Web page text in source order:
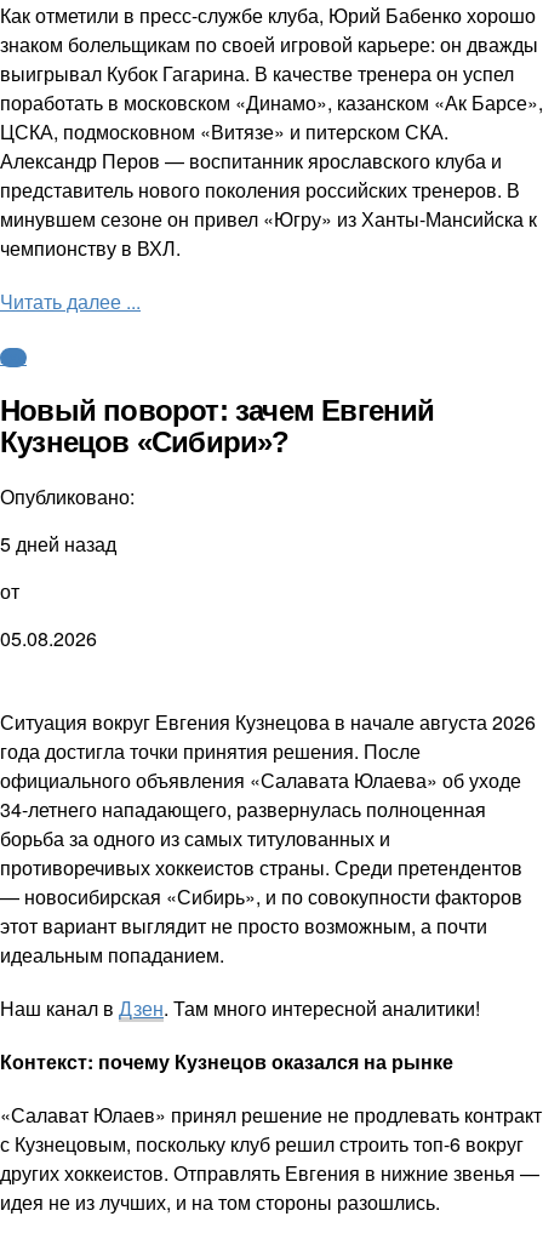
Как отметили в пресс-службе клуба, Юрий Бабенко хорошо
знаком болельщикам по своей игровой карьере: он дважды
выигрывал Кубок Гагарина. В качестве тренера он успел
поработать в московском «Динамо», казанском «Ак Барсе»,
ЦСКА, подмосковном «Витязе» и питерском СКА.
Александр Перов — воспитанник ярославского клуба и
представитель нового поколения российских тренеров. В
минувшем сезоне он привел «Югру» из Ханты-Мансийска к
чемпионству в ВХЛ.
Читать далее ...
КХЛ
Новый поворот: зачем Евгений
Кузнецов «Сибири»?
Опубликовано:
5 дней назад
от
05.08.2026
Ситуация вокруг Евгения Кузнецова в начале августа 2026
года достигла точки принятия решения. После
официального объявления «Салавата Юлаева» об уходе
34-летнего нападающего, развернулась полноценная
борьба за одного из самых титулованных и
противоречивых хоккеистов страны. Среди претендентов
— новосибирская «Сибирь», и по совокупности факторов
этот вариант выглядит не просто возможным, а почти
идеальным попаданием.
Наш канал в Дзен. Там много интересной аналитики!
Контекст: почему Кузнецов оказался на рынке
«Салават Юлаев» принял решение не продлевать контракт
с Кузнецовым, поскольку клуб решил строить топ-6 вокруг
других хоккеистов. Отправлять Евгения в нижние звенья —
идея не из лучших, и на том стороны разошлись.